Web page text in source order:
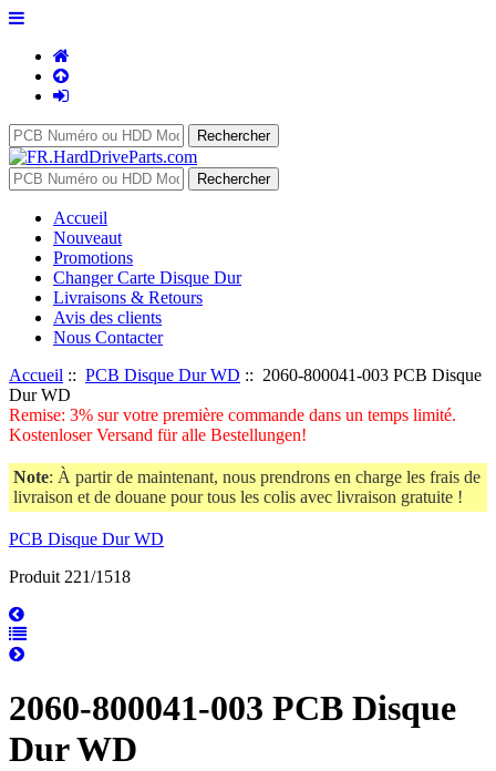
Accueil
Nouveaut
Promotions
Changer Carte Disque Dur
Livraisons & Retours
Avis des clients
Nous Contacter
Accueil :: PCB Disque Dur WD :: 2060-800041-003 PCB Disque
Dur WD
Remise: 3% sur votre première commande dans un temps limité.
Kostenloser Versand für alle Bestellungen!
Note: À partir de maintenant, nous prendrons en charge les frais de
livraison et de douane pour tous les colis avec livraison gratuite !
PCB Disque Dur WD
Produit 221/1518
2060-800041-003 PCB Disque
Dur WD